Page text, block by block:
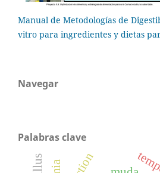
Manual de Metodologías de
vitro para ingredientes y dietas
Navegar
Palabras clave